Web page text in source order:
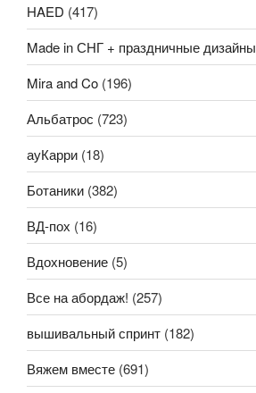
HAED (417)
Made in СНГ + праздничные дизайны
Mira and Co (196)
Альбатрос (723)
ауКарри (18)
Ботаники (382)
ВД-пох (16)
Вдохновение (5)
Все на абордаж! (257)
вышивальный спринт (182)
Вяжем вместе (691)